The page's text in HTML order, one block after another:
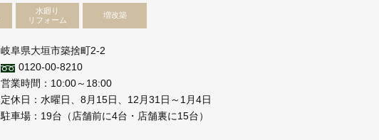
水廻り
リフォーム
増改築
岐阜県大垣市築捨町2-2
0120-00-8210
営業時間：10:00～18:00
定休日：水曜日、8月15日、12月31日～1月4日
駐車場：19台（店舗前に4台・店舗裏に15台）